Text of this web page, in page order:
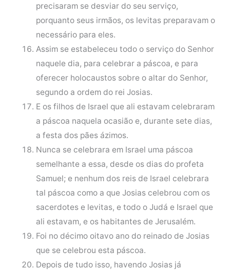
precisaram se desviar do seu serviço,
porquanto seus irmãos, os levitas preparavam o
necessário para eles.
Assim se estabeleceu todo o serviço do Senhor
naquele dia, para celebrar a páscoa, e para
oferecer holocaustos sobre o altar do Senhor,
segundo a ordem do rei Josias.
E os filhos de Israel que ali estavam celebraram
a páscoa naquela ocasião e, durante sete dias,
a festa dos pães ázimos.
Nunca se celebrara em Israel uma páscoa
semelhante a essa, desde os dias do profeta
Samuel; e nenhum dos reis de Israel celebrara
tal páscoa como a que Josias celebrou com os
sacerdotes e levitas, e todo o Judá e Israel que
ali estavam, e os habitantes de Jerusalém.
Foi no décimo oitavo ano do reinado de Josias
que se celebrou esta páscoa.
Depois de tudo isso, havendo Josias já